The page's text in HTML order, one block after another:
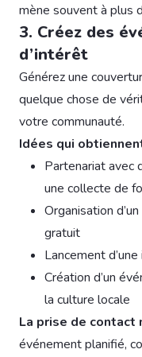
mène souvent à plus
3. Créez des
d’intérêt
Générez une
quelque chose de
votre communauté.
Idées qui
Partenariat avec
une collecte de
Organisation
gratuit
Lancement
Création d’un
la culture locale
La prise de contact
événement planifié,